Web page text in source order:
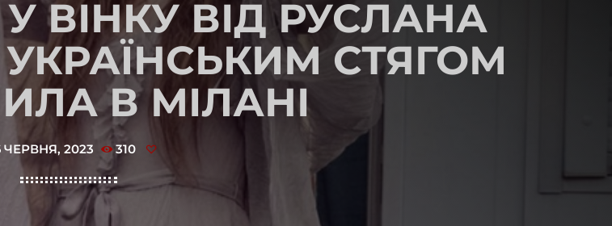
ВІНКУ ВІД РУСЛАНА
УКРАЇНСЬКИМ СТЯГОМ
В МІЛАНІ
ЧЕРВНЯ, 2023 310